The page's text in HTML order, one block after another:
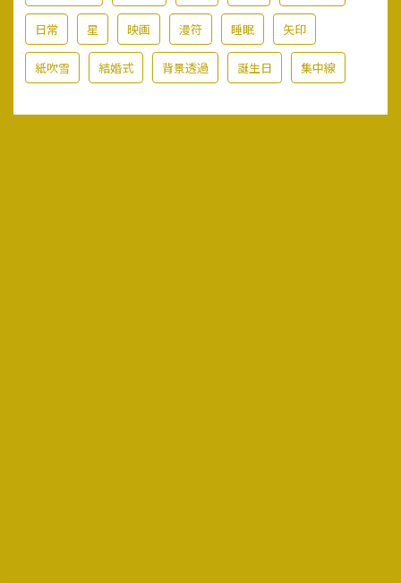
日常 星 映画 漫符 睡眠 矢印
紙吹雪 結婚式 背景透過 誕生日 集中線